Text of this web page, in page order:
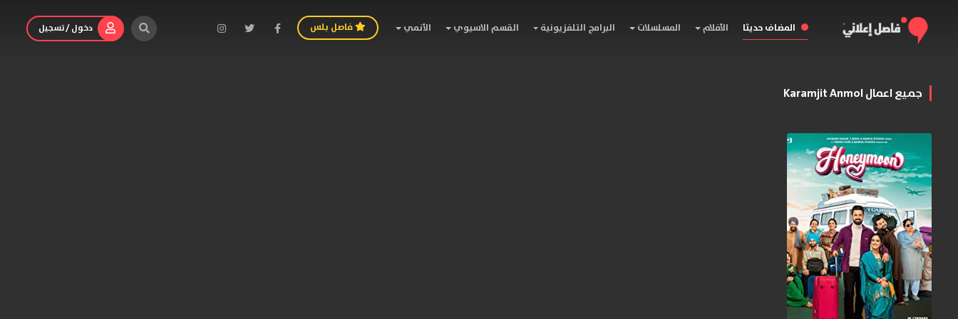
المضاف حديثا الأفلام المسلسلات البرامج التلفزيونية القسم الاسيوي الأنمي فاصل بلس دخول / تسجيل
جميع اعمال Karamjit Anmol